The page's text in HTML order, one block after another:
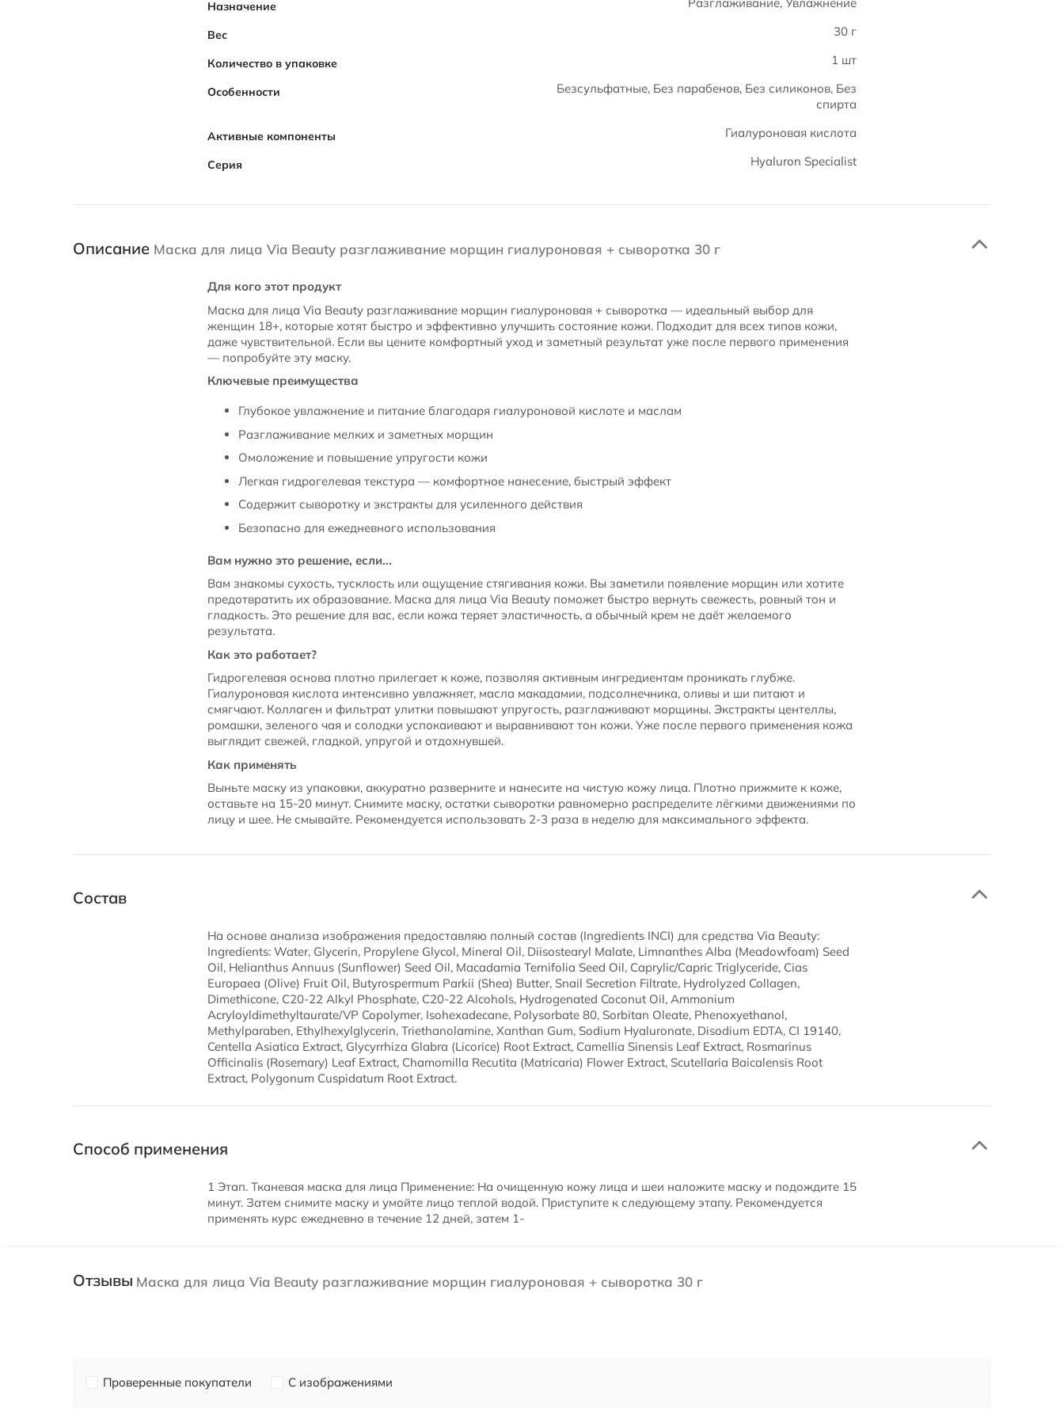
Назначение
Вес 30 г
Количество в упаковке 1 шт
Особенности
Безсульфатные, Без парабенов, Без силиконов, Без
спирта
Активные компоненты Гиалуроновая кислота
Серия Hyaluron Specialist
Описание Маска для лица Via Beauty разглаживание морщин гиалуроновая + сыворотка 30 г
Для кого этот продукт
Маска для лица Via Beauty разглаживание морщин гиалуроновая + сыворотка — идеальный выбор для
женщин 18+, которые хотят быстро и эффективно улучшить состояние кожи. Подходит для всех типов кожи,
даже чувствительной. Если вы цените комфортный уход и заметный результат уже после первого применения
— попробуйте эту маску.
Ключевые преимущества
Глубокое увлажнение и питание благодаря гиалуроновой кислоте и маслам
Разглаживание мелких и заметных морщин
Омоложение и повышение упругости кожи
Легкая гидрогелевая текстура — комфортное нанесение, быстрый эффект
Содержит сыворотку и экстракты для усиленного действия
Безопасно для ежедневного использования
Вам нужно это решение, если...
Вам знакомы сухость, тусклость или ощущение стягивания кожи. Вы заметили появление морщин или хотите
предотвратить их образование. Маска для лица Via Beauty поможет быстро вернуть свежесть, ровный тон и
гладкость. Это решение для вас, если кожа теряет эластичность, а обычный крем не даёт желаемого
результата.
Как это работает?
Гидрогелевая основа плотно прилегает к коже, позволяя активным ингредиентам проникать глубже.
Гиалуроновая кислота интенсивно увлажняет, масла макадамии, подсолнечника, оливы и ши питают и
смягчают. Коллаген и фильтрат улитки повышают упругость, разглаживают морщины. Экстракты центеллы,
ромашки, зеленого чая и солодки успокаивают и выравнивают тон кожи. Уже после первого применения кожа
выглядит свежей, гладкой, упругой и отдохнувшей.
Как применять
Выньте маску из упаковки, аккуратно разверните и нанесите на чистую кожу лица. Плотно прижмите к коже,
оставьте на 15-20 минут. Снимите маску, остатки сыворотки равномерно распределите лёгкими движениями по
лицу и шее. Не смывайте. Рекомендуется использовать 2-3 раза в неделю для максимального эффекта.
Состав
На основе анализа изображения предоставляю полный состав (Ingredients INCI) для средства Via Beauty:
Ingredients: Water, Glycerin, Propylene Glycol, Mineral Oil, Diisostearyl Malate, Limnanthes Alba (Meadowfoam) Seed
Oil, Helianthus Annuus (Sunflower) Seed Oil, Macadamia Ternifolia Seed Oil, Caprylic/Capric Triglyceride, Cias
Europaea (Olive) Fruit Oil, Butyrospermum Parkii (Shea) Butter, Snail Secretion Filtrate, Hydrolyzed Collagen,
Dimethicone, C20-22 Alkyl Phosphate, C20-22 Alcohols, Hydrogenated Coconut Oil, Ammonium
Acryloyldimethyltaurate/VP Copolymer, Isohexadecane, Polysorbate 80, Sorbitan Oleate, Phenoxyethanol,
Methylparaben, Ethylhexylglycerin, Triethanolamine, Xanthan Gum, Sodium Hyaluronate, Disodium EDTA, CI 19140,
Centella Asiatica Extract, Glycyrrhiza Glabra (Licorice) Root Extract, Camellia Sinensis Leaf Extract, Rosmarinus
Officinalis (Rosemary) Leaf Extract, Chamomilla Recutita (Matricaria) Flower Extract, Scutellaria Baicalensis Root
Extract, Polygonum Cuspidatum Root Extract.
Способ применения
1 Этап. Тканевая маска для лица Применение: На очищенную кожу лица и шеи наложите маску и подождите 15
минут. Затем снимите маску и умойте лицо теплой водой. Приступите к следующему этапу. Рекомендуется
применять курс ежедневно в течение 12 дней, затем 1-
Отзывы Маска для лица Via Beauty разглаживание морщин гиалуроновая + сыворотка 30 г
Проверенные покупатели С изображениями